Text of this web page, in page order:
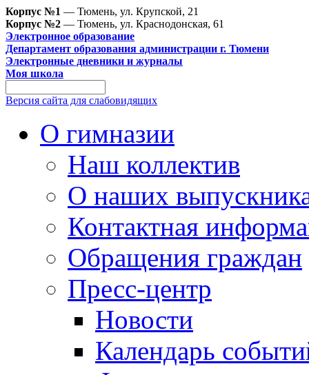
Корпус №1 — Тюмень, ул. Крупской, 21
Корпус №2 — Тюмень, ул. Краснодонская, 61
Электронное образование
Департамент образования администрации г. Тюмени
Электронные дневники и журналы
Моя школа
Версия сайта для слабовидящих
О гимназии
Наш коллектив
О наших
Контактная
Обращения граждан
Пресс-центр
Новости
Календарь